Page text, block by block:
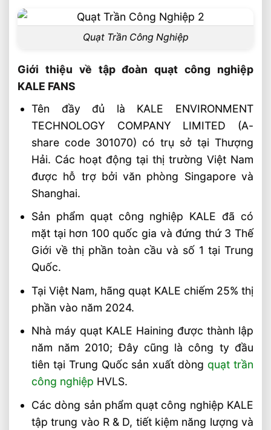
Xe Nâng Điện Stacker Đứng Lái 1.5 Tấn
Nâng Cao 3–5m Có Đáng Đầu Tư?
Xe Nâng Điện Reach Truck 1.5 Tấn Nâng
Quạt Trần Công Nghiệp
Giới thiệu về tập đoàn quạt công nghiệp
KALE FANS
Tên đầy đủ là KALE ENVIRONMENT
TECHNOLOGY COMPANY LIMITED (A-
share code 301070) có trụ sở tại Thượng
Hải. Các hoạt động tại thị trường Việt Nam
được hỗ trợ bởi văn phòng Singapore và
Shanghai.
Sản phẩm quạt công nghiệp KALE đã có
mặt tại hơn 100 quốc gia và đứng thứ 3 Thế
Giới về thị phần toàn cầu và số 1 tại Trung
Quốc.
Tại Việt Nam, hãng quạt KALE chiếm 25% thị
phần vào năm 2024.
Nhà máy quạt KALE Haining được thành lập
năm năm 2010; Đây cũng là công ty đầu
tiên tại Trung Quốc sản xuất dòngquạt trần
công nghiệp HVLS.
Các dòng sản phẩm quạt công nghiệp KALE
tập trung vào R & D, tiết kiệm năng lượng và